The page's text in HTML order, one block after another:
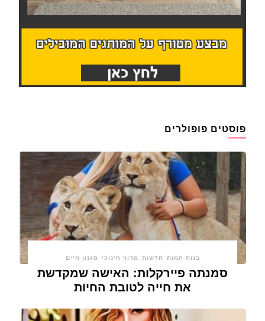
פוסטים פופולרים
בנות חמות חדשות מדור חינוכי סגנון חיים
סמנתה פיירקלות: האישה שמקדשת
את חייה לטובת החיות